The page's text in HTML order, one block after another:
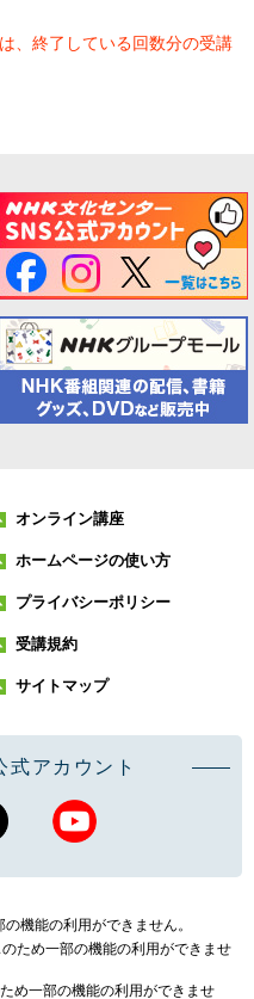
、終了している回数分の受講
オンライン講座
ホームページの使い方
プライバシーポリシー
受講規約
サイトマップ
式アカウント
機能の利用ができません。
ため一部の機能の利用ができませ
め一部の機能の利用ができませ